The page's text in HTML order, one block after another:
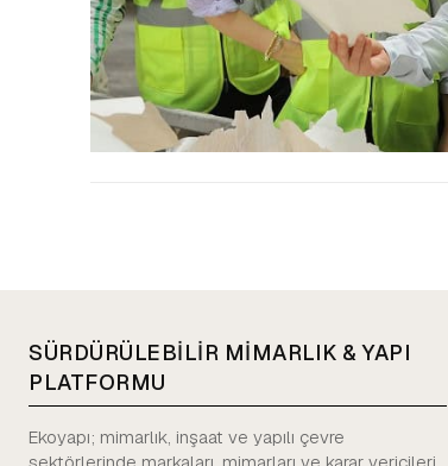
SÜRDÜRÜLEBİLİR MİMARLIK & YAPI
PLATFORMU
Ekoyapı; mimarlık, inşaat ve yapılı çevre
sektörlerinde markaları, mimarları ve karar vericileri